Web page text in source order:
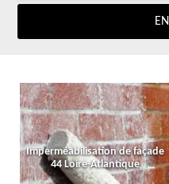
Imperméabilisation de façade
44 Loire-Atlantique